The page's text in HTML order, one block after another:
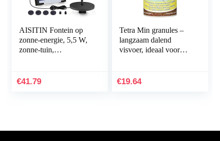
AISITIN Fontein op
zonne-energie, 5,5 W,
zonne-tuin,
sproeiers en
€41.79
Tetra Min granules –
langzaam dalend
visvoer, ideaal voor
aquarium, 1 l doos
€19.64